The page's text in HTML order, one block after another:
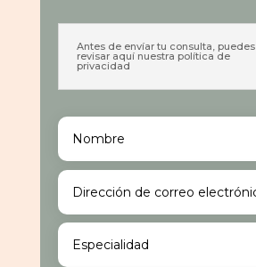
Antes de envíar tu consulta, puedes
revisar aquí nuestra política de
privacidad